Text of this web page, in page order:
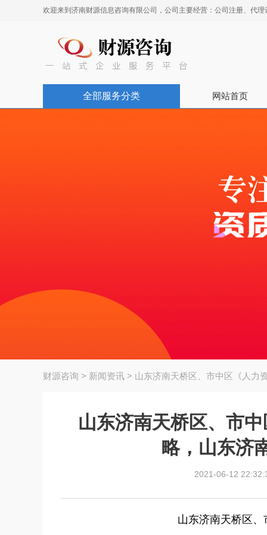
欢迎来到济南财源信息咨询有限公司，公司主要经营：公司注册、代
全部服务分类 网站首页
财源咨询 > 新闻资讯 > 山东济南天桥区、市中区《人力
山东济南天桥区、市
略，山东济
2021-06-12
山东济南天桥区